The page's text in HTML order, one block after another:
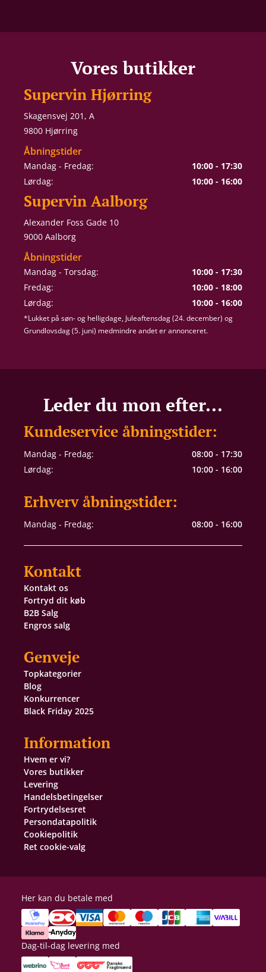
Vores butikker
Supervin Hjørring
Skagensvej 201, A
9800 Hjørring
Åbningstider
Mandag - Fredag:
10:00 - 17:30
Lørdag:
10:00 - 16:00
Supervin Aalborg
Alexander Foss Gade 10
9000 Aalborg
Åbningstider
Mandag - Torsdag:
10:00 - 17:30
Fredag:
10:00 - 18:00
Lørdag:
10:00 - 16:00
*Lukket på søn- og helligdage, Juleaftensdag (24. december) og
Grundlovsdag (5. juni) medmindre andet er annonceret.
Leder du mon efter...
Kundeservice åbningstider:
Mandag - Fredag:
08:00 - 17:30
Lørdag:
10:00 - 16:00
Erhverv åbningstider:
Mandag - Fredag: 08:00 - 16:00
Kontakt
Kontakt os
Fortryd dit køb
B2B Salg
Engros salg
Genveje
Topkategorier
Blog
Konkurrencer
Black Friday 2025
Information
Hvem er vi?
Vores butikker
Levering
Handelsbetingelser
Fortrydelsesret
Persondatapolitik
Cookiepolitik
Ret cookie-valg
Her kan du betale med
Dag-til-dag levering med